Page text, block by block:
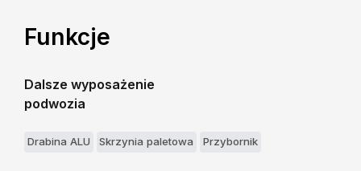
Funkcje
Dalsze wyposażenie
podwozia
Drabina ALU Skrzynia paletowa Przybornik